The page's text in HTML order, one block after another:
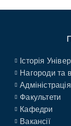
Історія
Нагороди та
Адміністрація
Факультети
Кафедри
Вакансії